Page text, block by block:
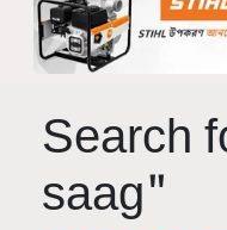
Search
saag"